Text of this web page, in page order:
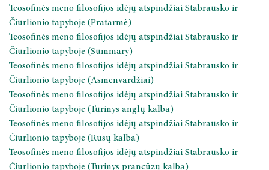
BOOKS IN ENGLISH
KNYGYNAS
LKTI VIRTUALIOJI BIBLIOTEKA
Teosofinės meno filosofijos idėjų atspindžiai Stabrausko ir
Čiurlionio tapyboje (Pratarmė)
Teosofinės meno filosofijos idėjų atspindžiai Stabrausko ir
Čiurlionio tapyboje (Summary)
Teosofinės meno filosofijos idėjų atspindžiai Stabrausko ir
Čiurlionio tapyboje (Asmenvardžiai)
Teosofinės meno filosofijos idėjų atspindžiai Stabrausko ir
Čiurlionio tapyboje (Turinys anglų kalba)
Teosofinės meno filosofijos idėjų atspindžiai Stabrausko ir
Čiurlionio tapyboje (Rusų kalba)
Teosofinės meno filosofijos idėjų atspindžiai Stabrausko ir
Čiurlionio tapyboje (Turinys prancūzų kalba)